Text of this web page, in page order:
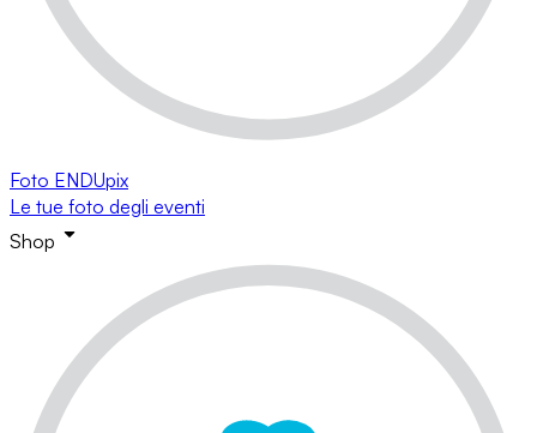
Foto ENDUpix
Le tue foto degli eventi
Shop